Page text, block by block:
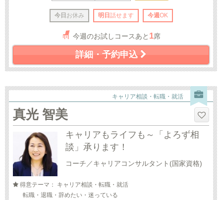
今日 お休み 明日 話せます 今週OK
今週のお試しコースあと 1席
詳細・予約申込
キャリア相談・転職・就活
真光 智美
キャリアもライフも～「よろず相
談」承ります！
コーチ／キャリアコンサルタント(国家資格)
得意テーマ： キャリア相談・転職・就活
転職・退職・辞めたい・迷っている